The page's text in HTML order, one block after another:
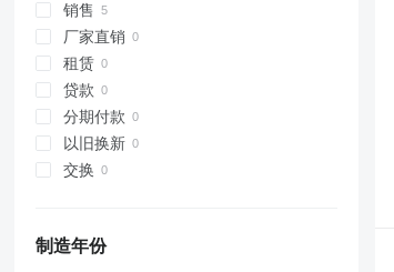
销售
厂家直销
租赁
贷款
分期付款
以旧换新
交换
制造年份